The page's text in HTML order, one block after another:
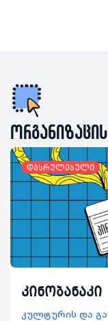
დასრულებული
კინობანაკი
კულტურის და